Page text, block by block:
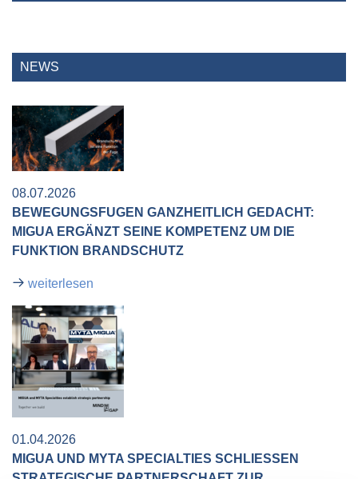
NEWS
08.07.2026
BEWEGUNGSFUGEN GANZHEITLICH GEDACHT:
MIGUA ERGÄNZT SEINE KOMPETENZ UM DIE
FUNKTION BRANDSCHUTZ
weiterlesen
01.04.2026
MIGUA UND MYTA SPECIALTIES SCHLIESSEN S